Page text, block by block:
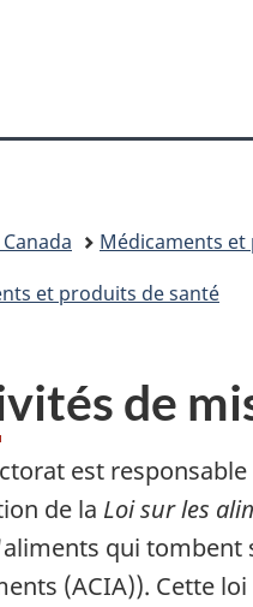
Médicaments
et produits de santé
de
est
de la Loi sur les
qui tombent
(ACIA)). Cette